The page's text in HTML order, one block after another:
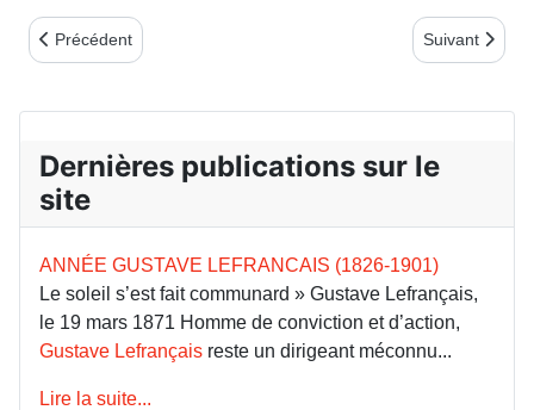
Article précédent : NOUVELLES DE DIEPPE (3ème trimestre
Précédent Article suivant
Suivant
Dernières publications sur le
site
ANNÉE GUSTAVE LEFRANCAIS (1826-1901)
Le soleil s’est fait communard » Gustave Lefrançais,
le 19 mars 1871 Homme de conviction et d’action,
Gustave Lefrançais reste un dirigeant méconnu...
Lire la suite...